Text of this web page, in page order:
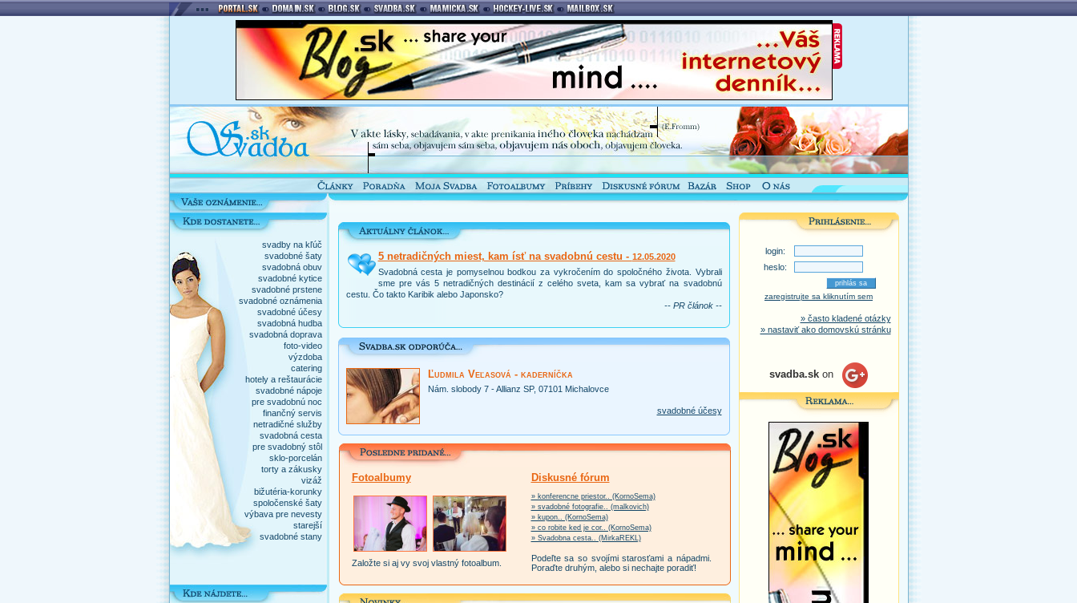
svadby na kľúč
svadobné šaty
svadobná obuv
svadobné kytice
svadobné prstene
svadobné oznámenia
svadobné účesy
svadobná hudba
svadobná doprava
foto-video
výzdoba
catering
hotely a reštaurácie
svadobné nápoje
pre svadobnú noc
finančný servis
netradičné služby
svadobná cesta
pre svadobný stôl
sklo-porcelán
torty a zákusky
vizáž
bižutéria-korunky
spoločenské šaty
výbava pre nevesty
starejší
svadobné stany
5 netradičných miest, kam ísť na svadobnú cestu - 12.05.2020
Svadobná cesta je pomyselnou bodkou za vykročením do spoločného života. Vybrali
sme pre vás 5 netradičných destinácií z celého sveta, kam sa vybrať na svadobnú
cestu. Čo takto Karibik alebo Japonsko?
-- PR článok --
Ľudmila Veľasová - kaderníčka
Nám. slobody 7 - Allianz SP, 07101 Michalovce
svadobné účesy
Fotoalbumy
Založte si aj vy svoj vlastný fotoalbum.
Diskusné fórum
» konferencne priestor.. (KornoSema)
» svadobné fotografie.. (malkovich)
» kupon.. (KornoSema)
» co robite ked je cor.. (KornoSema)
» Svadobna cesta.. (MirkaREKL)
Podeľte sa so svojími starosťami a nápadmi.
Poraďte druhým, alebo si nechajte poradiť!
login:
heslo:
zaregistrujte sa kliknutím sem
» často kladené otázky
» nastaviť ako domovskú stránku
svadba.sk on